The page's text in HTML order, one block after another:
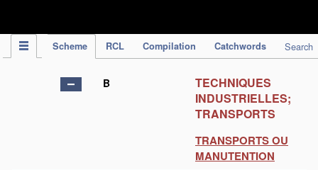
Scheme RCL Compilation Catchwords Search
B
TECHNIQUES
INDUSTRIELLES;
TRANSPORTS
TRANSPORTS OU
MANUTENTION